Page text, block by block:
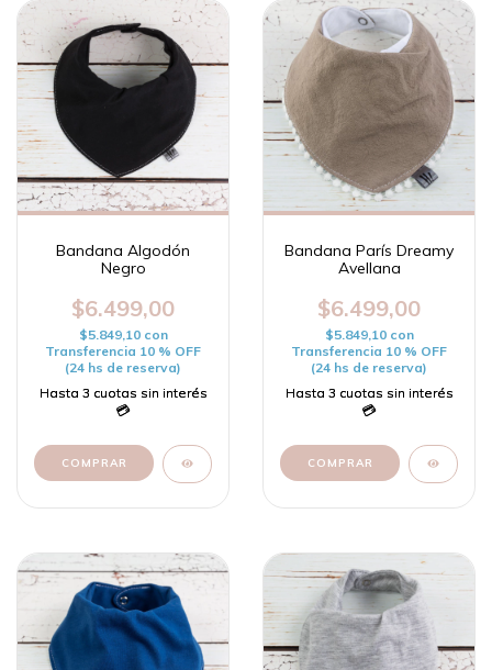
Bandana Algodón
Negro
$6.499,00
$5.849,10 con
Transferencia 10 % OFF
(24 hs de reserva)
Bandana París Dreamy
Avellana
$6.499,00
$5.849,10 con
Transferencia 10 % OFF
(24 hs de reserva)